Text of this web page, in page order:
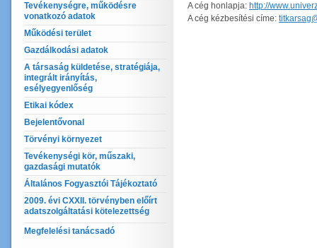
Tevékenységre, működésre
vonatkozó adatok
Működési terület
Gazdálkodási adatok
A társaság küldetése, stratégiája,
integrált irányítás,
esélyegyenlőség
Etikai kódex
Bejelentővonal
Törvényi környezet
Tevékenységi kör, műszaki,
gazdasági mutatók
Általános Fogyasztói Tájékoztató
2009. évi CXXII. törvényben előírt
adatszolgáltatási kötelezettség
Megfelelési tanácsadó
A cég honlapja: http://
A cég kézbesítési címe: